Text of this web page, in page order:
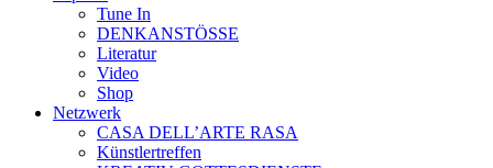
Tune In
DENKANSTÖSSE
Literatur
Video
Shop
Netzwerk
CASA DELL’ARTE RASA
Künstlertreffen